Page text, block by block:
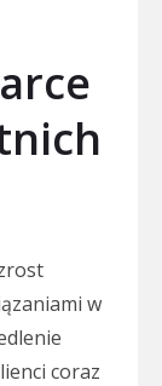
w
coraz